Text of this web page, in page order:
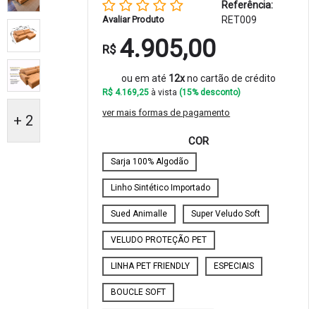
+ 2
Avaliar Produto
Referência:
RET009
R$ 4.905,00
ou em até 12xno cartão de crédito
R$ 4.169,25 à vista(15% desconto)
ver mais formas de pagamento
COR
Sarja 100% Algodão
Linho Sintético Importado
Sued Animalle Super Veludo Soft
VELUDO PROTEÇÃO PET
LINHA PET FRIENDLY ESPECIAIS
BOUCLE SOFT